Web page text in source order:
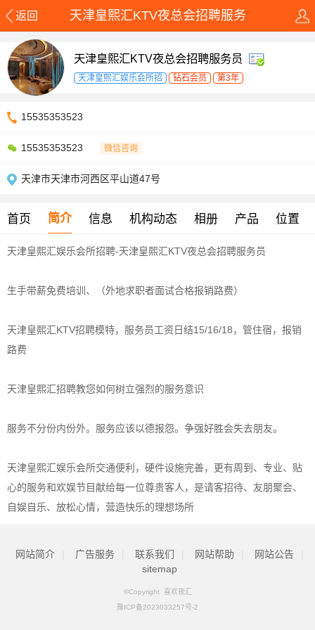
返回 天津皇熙汇KTV夜总会招聘服务
天津皇熙汇KTV夜总会招聘服务员
天津皇熙汇娱乐会所招 钻石会员 第3年
15535353523
15535353523 微信咨询
天津市天津市河西区平山道47号
首页 简介 信息 机构动态 相册 产品 位置
天津皇熙汇娱乐会所招聘-天津皇熙汇KTV夜总会招聘服务员
生手带薪免费培训、（外地求职者面试合格报销路费）
天津皇熙汇KTV招聘模特，服务员工资日结15/16/18，管住宿，报销
路费
天津皇熙汇招聘教您如何树立强烈的服务意识
服务不分份内份外。服务应该以德报怨。争强好胜会失去朋友。
天津皇熙汇娱乐会所交通便利，硬件设施完善，更有周到、专业、贴
心的服务和欢娱节目献给每一位尊贵客人，是请客招待、友朋聚会、
自娱自乐、放松心情，营造快乐的理想场所
网站简介 广告服务 联系我们 网站帮助 网站公告
sitemap
©Copyright
喜欢夜汇
豫ICP备2023033257号-2